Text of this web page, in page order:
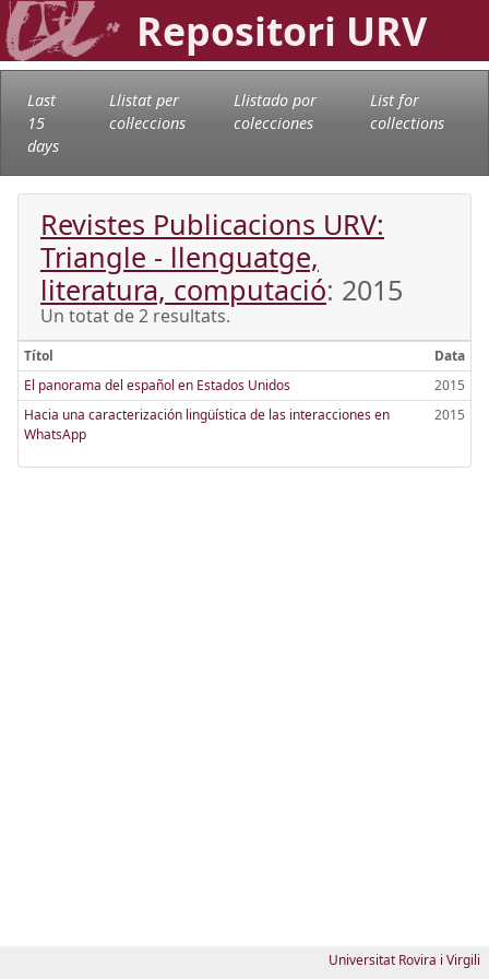
Repositori URV
Last
15
days
Llistat per
col·leccions
Llistado por
colecciones
List for
collections
Revistes Publicacions URV:
Triangle - llenguatge,
literatura, computació: 2015
Un totat de 2 resultats.
Títol
Data
El panorama del español en Estados Unidos
2015
Hacia una caracterización lingüística de las interacciones en
WhatsApp
2015
Universitat Rovira i Virgili